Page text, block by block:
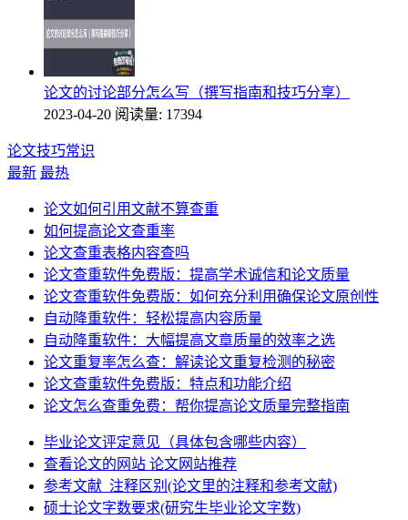
论文的讨论部分怎么写（撰写指南和技巧分享）
2023-04-20 阅读量: 17394
论文技巧常识
最新 最热
论文如何引用文献不算查重
如何提高论文查重率
论文查重表格内容查吗
论文查重软件免费版：提高学术诚信和论文质量
论文查重软件免费版：如何充分利用确保论文原创性
自动降重软件：轻松提高内容质量
自动降重软件：大幅提高文章质量的效率之选
论文重复率怎么查：解读论文重复检测的秘密
论文查重软件免费版：特点和功能介绍
论文怎么查重免费：帮你提高论文质量完整指南
毕业论文评定意见（具体包含哪些内容）
查看论文的网站 论文网站推荐
参考文献_注释区别(论文里的注释和参考文献)
硕士论文字数要求(研究生毕业论文字数)